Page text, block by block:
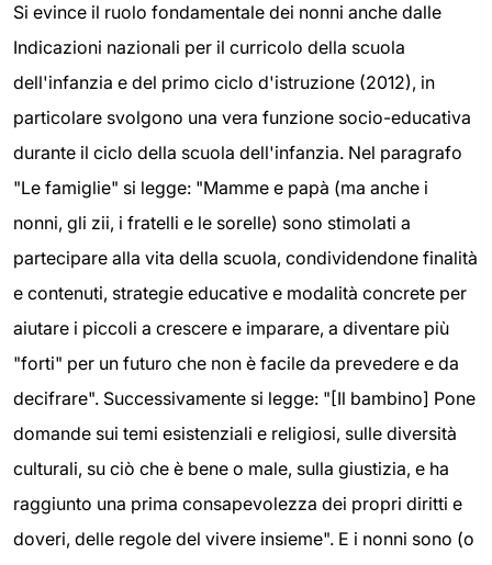
Si evince il ruolo fondamentale dei nonni anche dalle
Indicazioni nazionali per il curricolo della scuola
dell'infanzia e del primo ciclo d'istruzione (2012), in
particolare svolgono una vera funzione socio-educativa
durante il ciclo della scuola dell'infanzia. Nel paragrafo
"Le famiglie" si legge: "Mamme e papà (ma anche i
nonni, gli zii, i fratelli e le sorelle) sono stimolati a
partecipare alla vita della scuola, condividendone finalità
e contenuti, strategie educative e modalità concrete per
aiutare i piccoli a crescere e imparare, a diventare più
"forti" per un futuro che non è facile da prevedere e da
decifrare". Successivamente si legge: "[Il bambino] Pone
domande sui temi esistenziali e religiosi, sulle diversità
culturali, su ciò che è bene o male, sulla giustizia, e ha
raggiunto una prima consapevolezza dei propri diritti e
doveri, delle regole del vivere insieme". E i nonni sono (o